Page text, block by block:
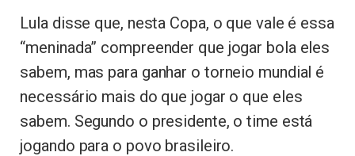
Lula disse que, nesta Copa, o que vale é essa
“meninada” compreender que jogar bola eles
sabem, mas para ganhar o torneio mundial é
necessário mais do que jogar o que eles
sabem. Segundo o presidente, o time está
jogando para o povo brasileiro.